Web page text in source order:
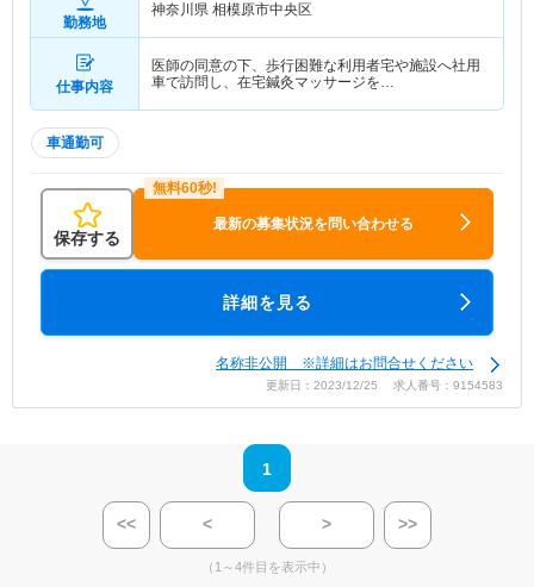
勤務地
神奈川県 相模原市中央区
仕事内容
医師の同意の下、歩行困難な利用者宅や施設へ社用
車で訪問し、在宅鍼灸マッサージを…
車通勤可
保存する
最新の募集状況を問い合わせる
詳細を見る
名称非公開 ※詳細はお問合せください
更新日：2023/12/25 求人番号：9154583
1
<< < > >>
（1～4件目を表示中）